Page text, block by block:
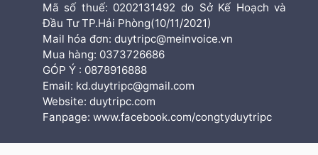
Mã số thuế: 0202131492 do Sở Kế Hoạch và
Đầu Tư TP.Hải Phòng(10/11/2021)
Mail hóa đơn: duytripc@meinvoice.vn
Mua hàng: 0373726686
GÓP Ý : 0878916888
Email: kd.duytripc@gmail.com
Website: duytripc.com
Fanpage: www.facebook.com/congtyduytripc